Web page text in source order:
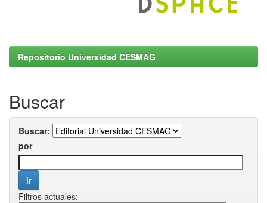
Repositorio Universidad CESMAG
Buscar
Buscar:
por
Filtros actuales: